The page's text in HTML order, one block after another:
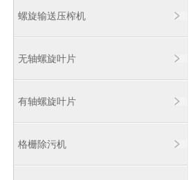
螺旋输送压榨机
无轴螺旋叶片
有轴螺旋叶片
格栅除污机